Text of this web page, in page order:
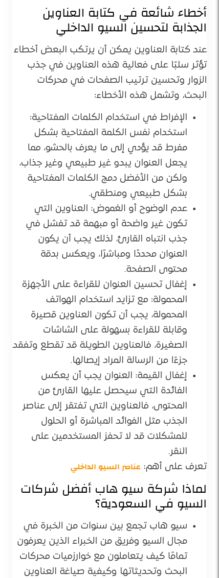
أخطاء شائعة في كتابة العناوين
الجذابة لتحسين السيو الداخلي
عند كتابة العناوين يمكن أن يرتكب البعض أخطاء
تؤثر سلبًا على فعالية هذه العناوين في جذب
الزوار وتحسين ترتيب الصفحات في محركات
البحث، وتشمل هذه الأخطاء:
الإفراط في استخدام الكلمات المفتاحية:
استخدام نفس الكلمة المفتاحية بشكل
مفرط قد يؤدي إلى ما يعرف بالحشو، مما
يجعل العنوان يبدو غير طبيعي وغير جذاب،
ولكن من الأفضل دمج الكلمات المفتاحية
بشكل طبيعي ومنطقي.
عدم الوضوح أو الغموض: العناوين التي
تكون غير واضحة أو مبهمة قد تفشل في
جذب انتباه القارئ، لذلك يجب أن يكون
العنوان محددًا ومباشرًا، ويعكس بدقة
محتوى الصفحة.
إغفال تحسين العنوان للقراءة على الأجهزة
المحمولة: مع تزايد استخدام الهواتف
المحمولة، يجب أن تكون العناوين قصيرة
وقابلة للقراءة بسهولة على الشاشات
الصغيرة، فالعناوين الطويلة قد تقطع وتفقد
جزءًا من الرسالة المراد إيصالها.
إغفال القيمة: العنوان يجب أن يعكس
الفائدة التي سيحصل عليها القارئ من
المحتوى، فالعناوين التي تفتقر إلى عناصر
الجذب مثل الفوائد المباشرة أو الحلول
للمشكلات قد لا تحفز المستخدمين على
النقر.
تعرف على أهم: عناصر السيو الداخلي
لماذا شركة سيو هاب أفضل شركات
السيو في السعودية؟
سيو هاب تجمع بين سنوات من الخبرة في
مجال السيو وفريق من الخبراء الذين يعرفون
تمامًا كيف يتعاملون مع خوارزميات محركات
البحث وتحديثاتها وكيفية صياغة العناوين